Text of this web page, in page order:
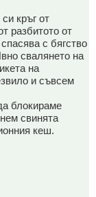
кръг от
разбитото от
с бягство
свалянето на
на
и съвсем
блокираме
свинята
кеш.